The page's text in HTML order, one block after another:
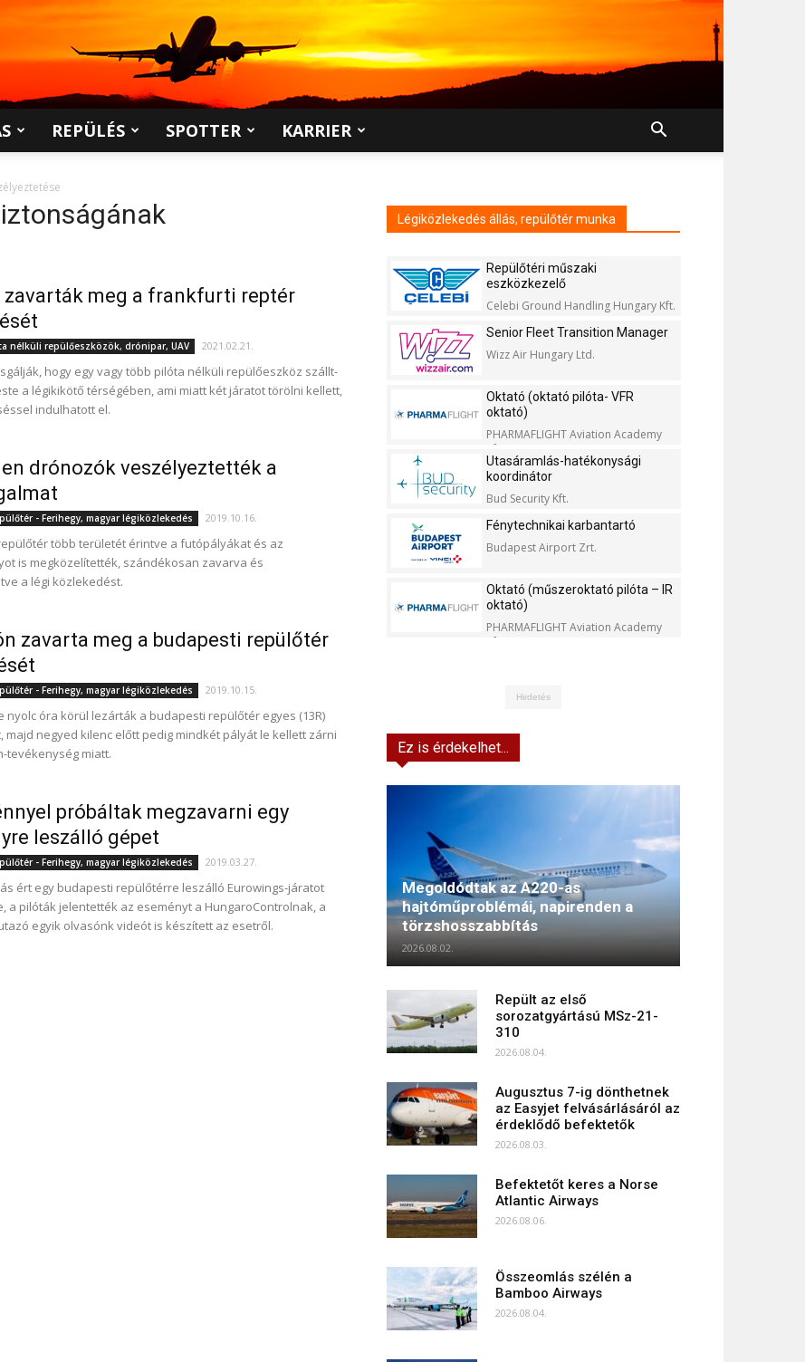
REPÜLÉS SPOTTER KARRIER
zavarták meg a frankfurti reptér
nélküli repülőeszközök, drónipar, UAV 2021.02.21.
hogy egy vagy több pilóta nélküli repülőeszköz szállt-
a légikikötő térségében, ami miatt két járatot törölni kellett,
indulhatott el.
drónozók veszélyeztették a
- Ferihegy, magyar légiközlekedés 2019.10.16.
több területét érintve a futópályákat és az
is megközelítették, szándékosan zavarva és
a légi közlekedést.
zavarta meg a budapesti repülőtér
- Ferihegy, magyar légiközlekedés 2019.10.15.
nyolc óra körül lezárták a budapesti repülőtér egyes (13R)
majd negyed kilenc előtt pedig mindkét pályát le kellett zárni
tevékenység miatt.
próbáltak megzavarni egy
leszálló gépet
- Ferihegy, magyar légiközlekedés 2019.03.27.
ért egy budapesti repülőtérre leszálló Eurowings-járatot
a pilóták jelentették az eseményt a HungaroControlnak, a
egyik olvasónk videót is készített az esetről.
Légiközlekedés állás, repülőtér munka
Repülőtéri műszaki
eszközkezelő
Celebi Ground Handling Hungary Kft.
Senior Fleet Transition Manager
Wizz Air Hungary Ltd.
Oktató (oktató pilóta- VFR
oktató)
PHARMAFLIGHT Aviation Academy
Kft.
Utasáramlás-hatékonysági
koordinátor
Bud Security Kft.
Fénytechnikai karbantartó
Budapest Airport Zrt.
Oktató (műszeroktató pilóta – IR
oktató)
PHARMAFLIGHT Aviation Academy
Kft.
Hirdetés
Ez is érdekelhet...
Megoldódtak az A220-as
hajtóműproblémái, napirenden a
törzshosszabbítás
2026.08.02.
Repült az első
sorozatgyártású MSz-21-
310
2026.08.04.
Augusztus 7-ig dönthetnek
az Easyjet felvásárlásáról az
érdeklődő befektetők
2026.08.03.
Befektetőt keres a Norse
Atlantic Airways
2026.08.06.
Összeomlás szélén a
Bamboo Airways
2026.08.04.